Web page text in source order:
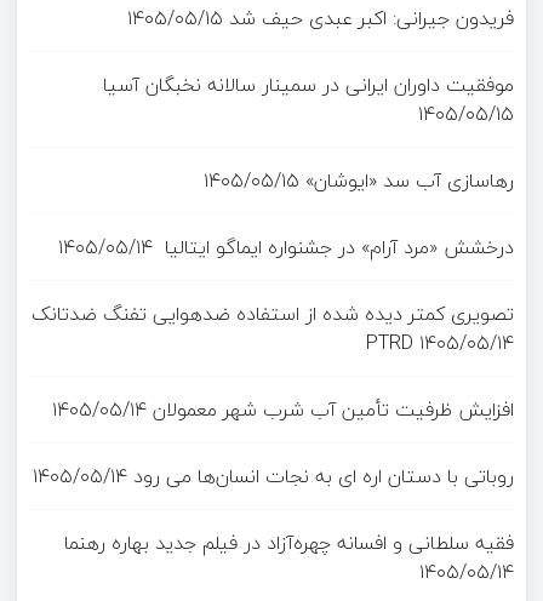
فریدون جیرانی: اکبر عبدی حیف شد ۱۴۰۵/۰۵/۱۵
موفقیت داوران ایرانی در سمینار سالانه نخبگان آسیا
۱۴۰۵/۰۵/۱۵
رهاسازی آب سد «ایوشان» ۱۴۰۵/۰۵/۱۵
درخشش «مرد آرام» در جشنواره ایماگو ایتالیا ۱۴۰۵/۰۵/۱۴
تصویری کمتر دیده شده از استفاده ضدهوایی تفنگ ضدتانک
PTRD ۱۴۰۵/۰۵/۱۴
افزایش ظرفیت تأمین آب شرب شهر معمولان۱۴۰۵/۰۵/۱۴
روباتی با دستان اره ای به نجات انسان‌ها می رود ۱۴۰۵/۰۵/۱۴
فقیه سلطانی و افسانه چهره‌آزاد در فیلم جدید بهاره رهنما
۱۴۰۵/۰۵/۱۴